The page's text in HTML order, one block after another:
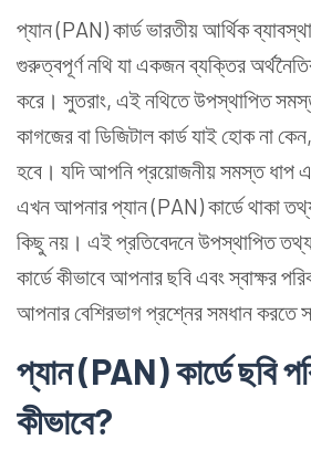
প্যান (PAN) কার্ড ভারতীয় আর্থিক
গুরুত্বপূর্ণ নথি যা একজন ব্যক্তির
করে। সুতরাং, এই নথিতে উপস্থাপিত
কাগজের বা ডিজিটাল কার্ড যাই হোক না
হবে। যদি আপনি প্রয়োজনীয় সমস্ত ধাপ
এখন আপনার প্যান (PAN) কার্ডে থাকা
কিছু নয়। এই প্রতিবেদনে উপস্থাপিত
কার্ডে কীভাবে আপনার ছবি এবং স্বাক্ষর
আপনার বেশিরভাগ প্রশ্নের সমধান করতে
প্যান (PAN) কার্ডে ছবি
কীভাবে?